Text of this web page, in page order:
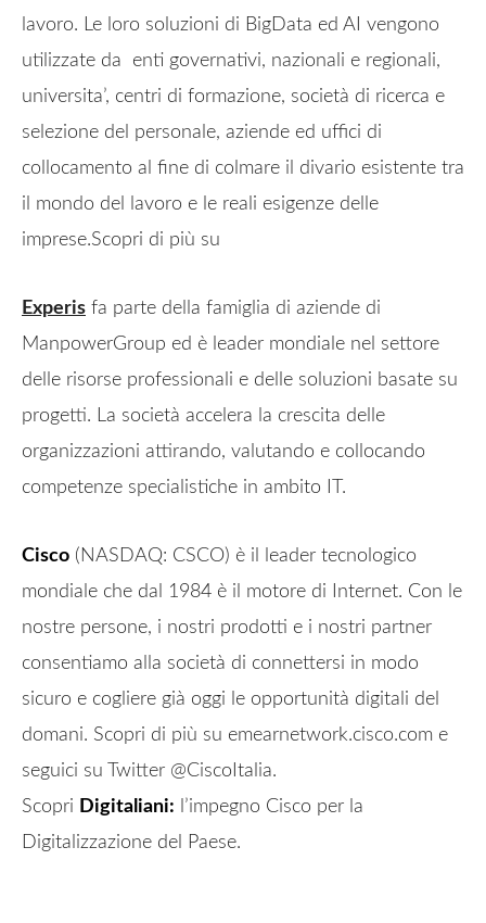
lavoro. Le loro soluzioni di BigData ed AI vengono
utilizzate da enti governativi, nazionali e regionali,
universita’, centri di formazione, società di ricerca e
selezione del personale, aziende ed uffici di
collocamento al fine di colmare il divario esistente tra
il mondo del lavoro e le reali esigenze delle
imprese.Scopri di più su
Experis fa parte della famiglia di aziende di
ManpowerGroup ed è leader mondiale nel settore
delle risorse professionali e delle soluzioni basate su
progetti. La società accelera la crescita delle
organizzazioni attirando, valutando e collocando
competenze specialistiche in ambito IT.
Cisco (NASDAQ: CSCO) è il leader tecnologico
mondiale che dal 1984 è il motore di Internet. Con le
nostre persone, i nostri prodotti e i nostri partner
consentiamo alla società di connettersi in modo
sicuro e cogliere già oggi le opportunità digitali del
domani. Scopri di più su emearnetwork.cisco.com e
seguici su Twitter @CiscoItalia.
Scopri Digitaliani: l’impegno Cisco per la
Digitalizzazione del Paese.